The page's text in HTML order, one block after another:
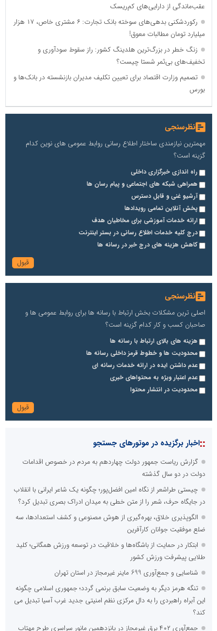
عقب‌ماندگی از دارایی‌های کم‌ریسک
رکوردشکنی بدهی‌های سوخته بانک تجارت: ۶ مشتری خاص، ۱۷ هزار
میلیارد تومان مطالبات معوق!
زنگ خطر در بزرگ‌ترین هلدینگ کشور: راز سقوط سودآوری و
تخفیف‌های بی‌ثمر شستا چیست؟
تصمیم وزارت اقتصاد برای تعیین تکلیف مدیران بازنشسته در بانک‌ها و
بورس
نظرسنجی
مهمترین نیازمندی ساختار اطلاع رسانی روابط عمومی های نوین کدام
گزینه است؟
راه اندازی خبرگزاری داخلی
همراهی شبکه های اجتماعی و پیام رسان ها
آرشیو غنی و قابل دسترس
پخش آنلاین تمامی رویدادها
ارائه خدمات آموزشی برای مخاطیان هدف
درج کلیه خدمات اطلاع رسانی در بستر اینترنت
کاهش هزینه های درج خبر در رسانه ها
نظرسنجی
اصلی ترین مشکلات بخش ارتباط با رسانه ها برای روابط عمومی ها و
صاحبان کسب و کار کدام گزینه است؟
هزینه های بالای ارتباط با رسانه ها
محدودیت ها و خطوط قرمز داخلی رسانه ها
عدم داشتن ایده در ارائه خدمات رسانه ای
عدم اعتبار ویژه به محتواهای خبری
محدودیت در انتشار محتوا
::اخبار برگزیده در موتورهای جستجو
گزارش ریاست جمهور دولت چهاردهم به مردم در خصوص اقدامات
دولت در دو سال گذشته
چیستی طراشعر از نگاه امین افضل‌پور؛ چگونه یک شاعر ایرانی با انقلاب
در جایگاه حرف، شعر را از متن خطی به میدان ادراک بصری تبدیل کرد؟
الگوپذیری خلاق، بهره‌گیری از هوش مصنوعی و کشف استعدادها، سه
ضلع موفقیت جوانان کارآفرین
ابتکار در حمایت از باشگاه‌ها و خلاقیت در توسعه ورزش همگانی؛ کلید
طلایی پیشرفت ورزش کشور
شناسایی و جمع‌آوری 699 ماینر غیرمجاز در استان تهران
تنگه هرمز دیگر به وضعیت سابق برنمی گردد؛ جمهوری اسلامی چگونه
این آبراه راهبردی را به دال مرکزی نظم امنیتی جدید غرب آسیا تبدیل می
کند؟
جمع‌آوری ۴۰۲ برق غیرمجاز در پانزدهمین مانور سراسری طرح مهتاب